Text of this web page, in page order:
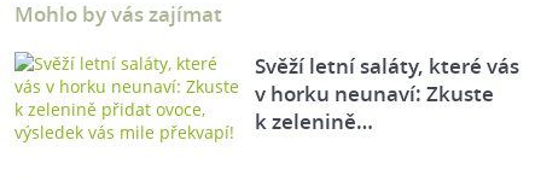
Mohlo by vás zajímat
Svěží letní saláty, které vás
v horku neunaví: Zkuste
k zelenině…